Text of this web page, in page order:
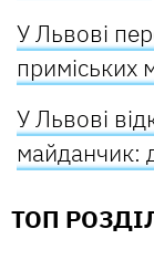
У Львові
приміських
У Львові
майданчик:
ТОП